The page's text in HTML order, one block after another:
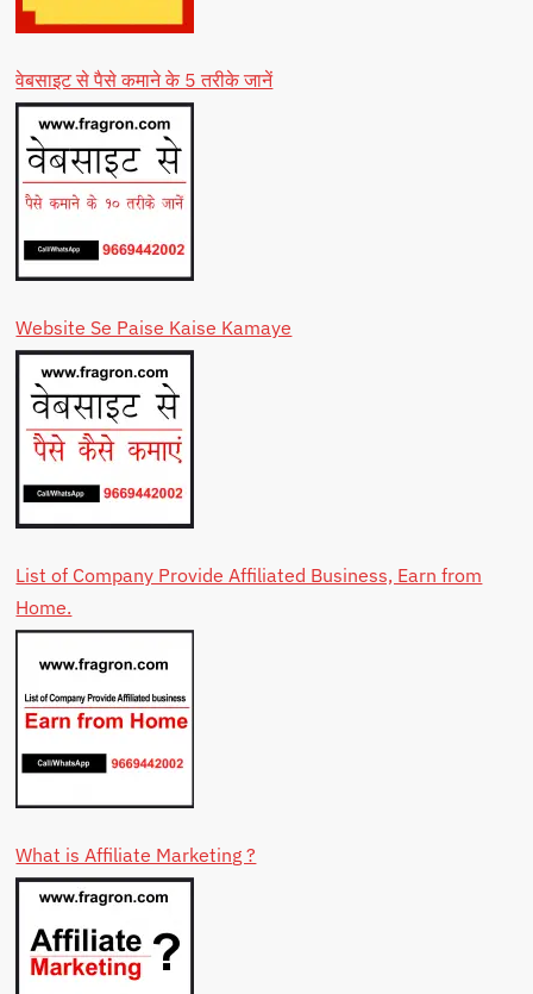
वेबसाइट से पैसे कमाने के 5 तरीके जानें
Website Se Paise Kaise Kamaye
List of Company Provide Affiliated Business, Earn from
Home.
What is Affiliate Marketing ?